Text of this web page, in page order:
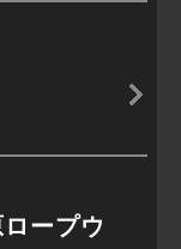
ープウ